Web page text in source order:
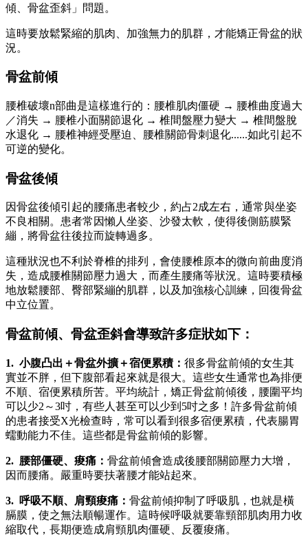
傾、骨盆歪斜」問題。
這時要放鬆緊縮的肌肉、加強無力的肌群，才能矯正骨盆的狀
況。
骨盆前傾
腰椎破壞n部曲是這樣進行的：腰椎肌肉僵硬 → 腰椎曲度過大
／消失 → 腰椎小面關節退化 → 椎間盤壓力變大 → 椎間盤脫
水退化 → 腰椎神經受壓迫、腰椎關節骨刺退化......如此引起不
可逆的變化。
骨盆後傾
因骨盆後傾引起的腰痛患者較少，約占2成左右，通常與坐姿
不良相關。患者常因懶人坐姿、沙發太軟，使得後側筋膜緊
繃，將骨盆往後拉而旋轉過多。
這種狀況也不利於脊椎的排列，會使腰椎原本的微向前曲度消
失，造成腰椎關節壓力過大，而產生腰痛等狀況。這時要積極
地放鬆腰部、臀部緊繃的肌群，以及加強核心訓練，回復骨盆
中立位置。
骨盆前傾、骨盆歪斜會導致許多症狀如下：
1. 小腹凸出＋骨盆外擴＋宿便累積： 很多骨盆前傾的女生其
實並不胖，但下腹部看起來就是很大。這些女生通常也為排便
不順、宿便累積所苦。平均統計，矯正骨盆前傾後，腰圍平均
可以少2～3吋，有些人甚至可以少到5吋之多！許多骨盆前傾
的患者接受X光檢查時，常可以看到很多宿便累積，代表腸胃
蠕動能力不佳。這些都是骨盆前傾的影響。
2. 腰部僵硬、痠痛： 骨盆前傾會造成後腰部關節壓力大增，
因而腰痛。嚴重時要扶著腰才能站起來。
3. 呼吸不順、肩頸痠痛： 骨盆前傾抑制了呼吸肌，也就是橫
膈膜，使之無法順暢運作。這時候呼吸就要靠頸部肌肉用力收
縮取代，長期便造成肩頸肌肉僵硬、反覆痠痛。